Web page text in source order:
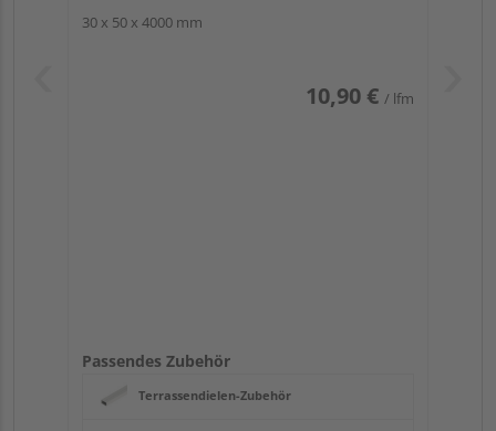
30 x 50 x 4000 mm
10,90 € / lfm
Passendes Zubehör
Terrassendielen-Zubehör